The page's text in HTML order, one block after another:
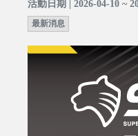
活動日期 | 2026-04-10 ~
最新消息